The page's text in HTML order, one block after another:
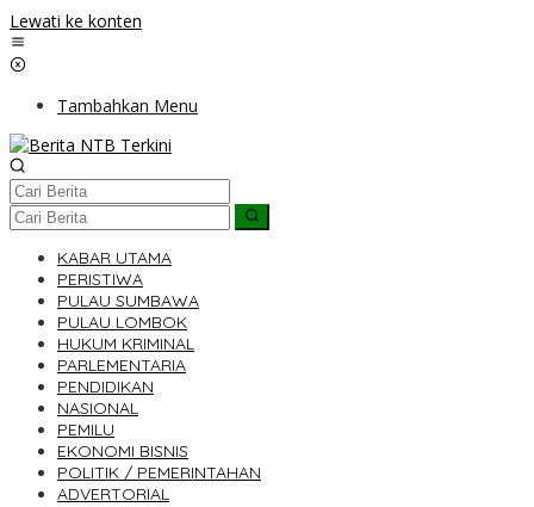
Lewati ke konten
Tambahkan Menu
KABAR UTAMA
PERISTIWA
PULAU SUMBAWA
PULAU LOMBOK
HUKUM KRIMINAL
PARLEMENTARIA
PENDIDIKAN
NASIONAL
PEMILU
EKONOMI BISNIS
POLITIK / PEMERINTAHAN
ADVERTORIAL